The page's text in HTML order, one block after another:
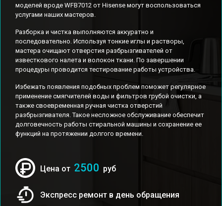
моделей вроде WFB7012 от Hisense могут воспользоваться
услугами наших мастеров.
Разборка и чистка выполняются аккуратно и
последовательно. Используя тонкие иглы и растворы,
мастера очищают отверстия разбрызгивателей от
известкового налета и волокон ткани. По завершении
процедуры проводится тестирование работы устройства.
Избежать появления подобных проблем поможет регулярное
применение смягчителей воды и фильтров грубой очистки, а
также своевременная ручная чистка отверстий
разбрызгивателя. Такое несложное обслуживание обеспечит
долговечность работы стиральной машины и сохранение ее
функций на протяжении долгого времени.
Цена от 2500 руб
Экспресс ремонт в день обращения